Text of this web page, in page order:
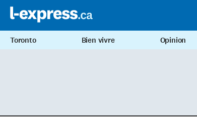
Toronto Bien vivre Opinion